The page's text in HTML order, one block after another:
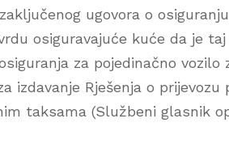
ugovora o
osiguravajuće kuće da je
za pojedinačno vozilo
izdavanje Rješenja o
taksama (Službeni glasnik